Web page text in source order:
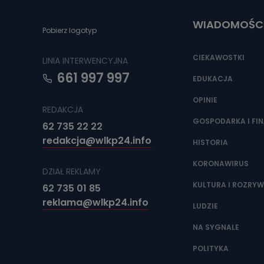
Jakie
Państwa (lub
oraz partnerzy
Jak
Można to
Pobierz logotyp
LINIA INTERWENCYJNA
661 997 997
REDAKCJA
62 735 22 22
redakcja@wlkp24.info
DZIAŁ REKLAMY
62 735 01 85
reklama@wlkp24.info
CIEKAWOSTKI
EDUKACJA
OPINIE
GOSPODARKA I
HISTORIA
KORONAWIRUS
KULTURA I
LUDZIE
NA SYGNALE
POLITYKA